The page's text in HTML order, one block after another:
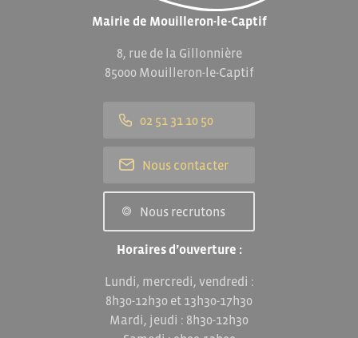
Mairie de Mouilleron-le-Captif
8, rue de la Gillonnière
85000 Mouilleron-le-Captif
02 51 31 10 50
Nous contacter
Nous recrutons
Horaires d’ouverture :
Lundi, mercredi, vendredi :
8h30-12h30 et 13h30-17h30
Mardi, jeudi : 8h30-12h30